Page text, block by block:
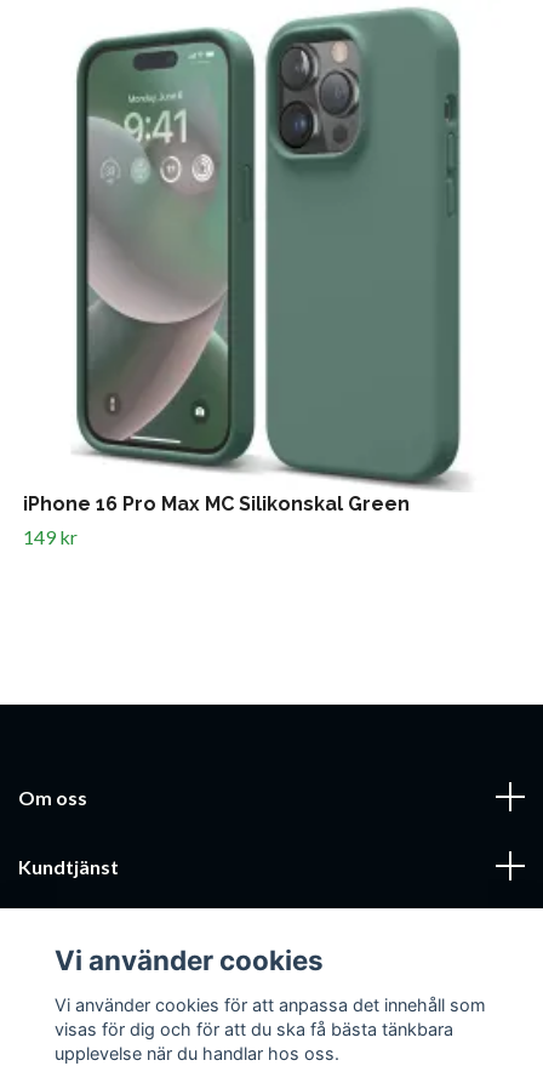
iPhone 16 Pro Max MC Silikonskal Green
149 kr
Om oss
Kundtjänst
Sociala medier
Vi använder cookies
Vi använder cookies för att anpassa det innehåll som
visas för dig och för att du ska få bästa tänkbara
upplevelse när du handlar hos oss.